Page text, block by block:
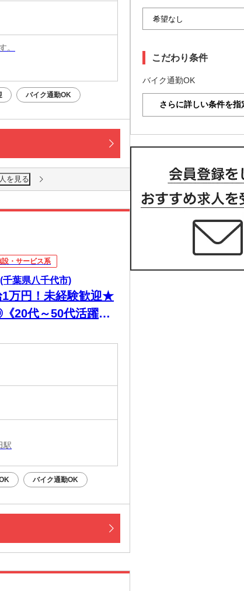
。
バイク通勤OK
を見る
設・サービス系
葉県八千代市)
1万円！未経験歓迎★
20代～50代活躍
駅
バイク通勤OK
こだわり条件
バイク通勤OK
さらに詳しい条件を指